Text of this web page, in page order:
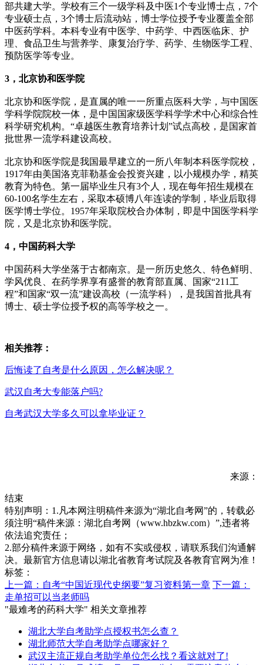
部共建大学。学校有三个一级学科及中医1个专业博士点，7个
专业硕士点，3个博士后流动站，博士学位授予专业覆盖全部
中医药学科。本科专业有中医学、中药学、中西医临床、护
理、食品卫生与营养学、康复治疗学、药学、生物医学工程、
预防医学等专业。
3，北京协和医学院
北京协和医学院，是直属的唯一一所重点医科大学，与中国医
学科学院院校一体，是中国国家级医学科学学术中心和综合性
科学研究机构。“卓越医生教育培养计划”试点高校，是国家首
批世界一流学科建设高校。
北京协和医学院是我国最早建立的一所八年制本科医学院校，
1917年由美国洛克菲勒基金会投资兴建，以小规模办学，精英
教育为特色。第一届毕业生只有3个人，现在每年招生规模在
60-100名学生左右，采取本硕博八年连读的学制，毕业后取得
医学博士学位。1957年采取院校合办体制，即是中国医学科学
院，又是北京协和医学院。
4，中国药科大学
中国药科大学坐落于古都南京。是一所历史悠久、特色鲜明、
学风优良、在药学界享有盛誉的教育部直属、国家“211工
程”和国家“双一流”建设高校（一流学科），是我国首批具有
博士、硕士学位授予权的高等学校之一。
相关推荐：
后悔读了自考是什么原因，怎么解决呢？
武汉自考大专能落户吗?
自考武汉大学多久可以拿毕业证？
来源：
结束
特别声明：1.凡本网注明稿件来源为“湖北自考网”的，转载必
须注明“稿件来源：湖北自考网（www.hbzkw.com）”,违者将
依法追究责任；
2.部分稿件来源于网络，如有不实或侵权，请联系我们沟通解
决。最新官方信息请以湖北省教育考试院及各教育官网为准！
标签：
上一篇：自考“中国近现代史纲要”复习资料第一章 下一篇：
走单招可以当老师吗
"最难考的药科大学" 相关文章推荐
湖北大学自考助学点授权书怎么查？
湖北师范大学自考助学点哪家好？
武汉主流正规自考助学单位怎么找？看这就对了!